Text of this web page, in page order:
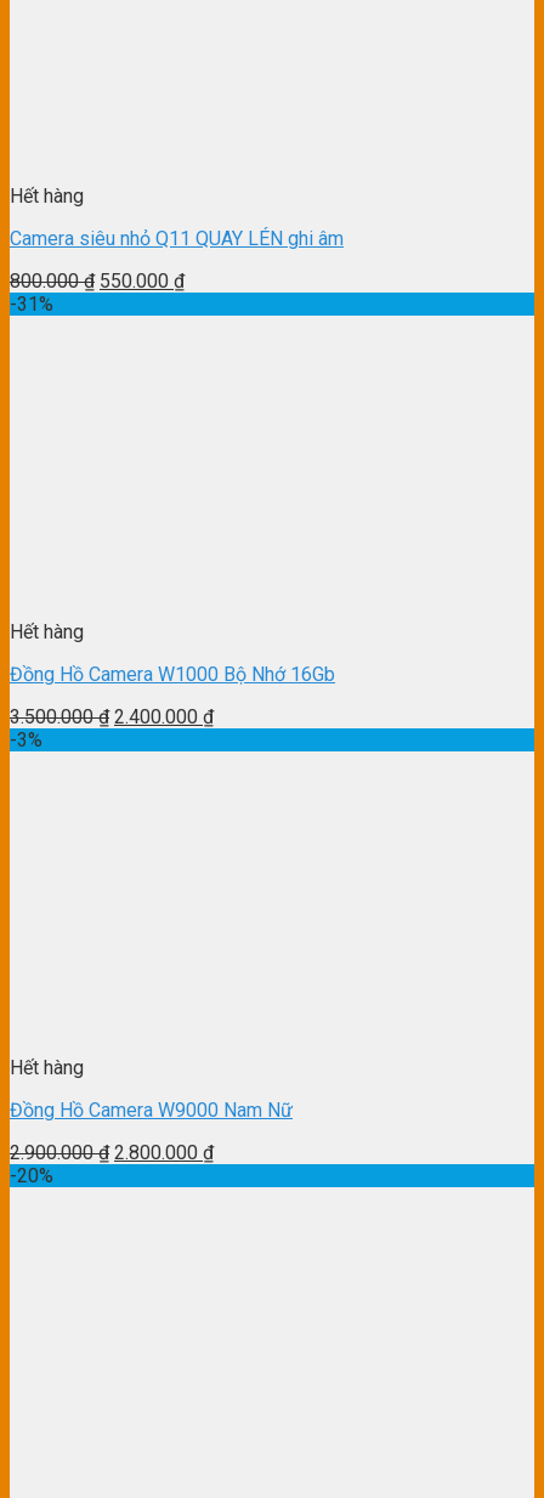
Hết hàng
Camera siêu nhỏ Q11 QUAY LÉN ghi âm
800.000₫ 550.000 ₫
-31%
Hết hàng
Đồng Hồ Camera W1000 Bộ Nhớ 16Gb
3.500.000₫ 2.400.000 ₫
-3%
Hết hàng
Đồng Hồ Camera W9000 Nam Nữ
2.900.000₫ 2.800.000 ₫
-20%